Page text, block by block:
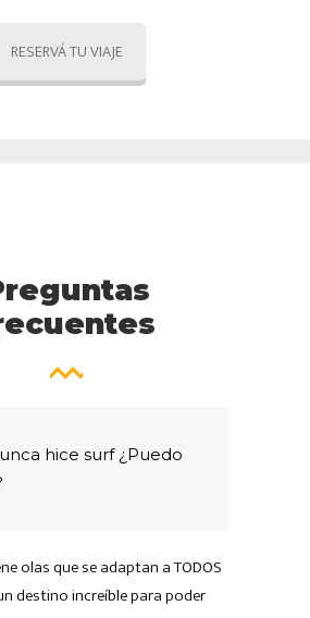
RESERVÁ TU VIAJE
hice surf ¿Puedo
olas que se adaptan a TODOS
destino increíble para poder